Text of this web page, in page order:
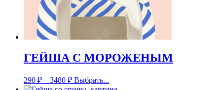
ГЕЙША С МОРОЖЕНЫМ
290 ₽ – 3480 ₽ Выбрать...